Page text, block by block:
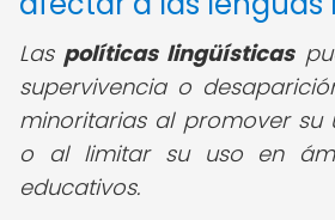
Las políticas lingüísticas
supervivencia o
minoritarias al promover su
o al limitar su uso en
educativos.